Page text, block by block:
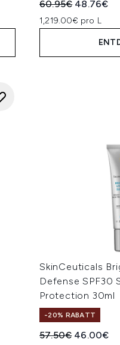
Unverbindliche
60.95€ Aktueller
48.76€
1,219.00€ pro L
SkinCeuticals
Defense SPF30
Protection 30ml
-20% RABATT
Unverbindliche
57.50€ Aktueller
46.00€